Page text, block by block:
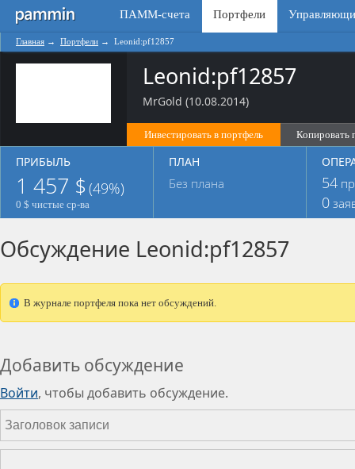
ПАММ-счета Портфели
Главная → Портфели → Leonid:pf12857
Leonid:pf12857
MrGold (10.08.2014)
Инвестировать в портфель Копировать
ПРИБЫЛЬ
1 457 $ (49%)
0 $ чистые ср-ва
ПЛАН
Без плана 54
0
Обсуждение Leonid:pf12857
В журнале портфеля пока нет обсуждений.
Добавить обсуждение
Войти, чтобы добавить обсуждение.